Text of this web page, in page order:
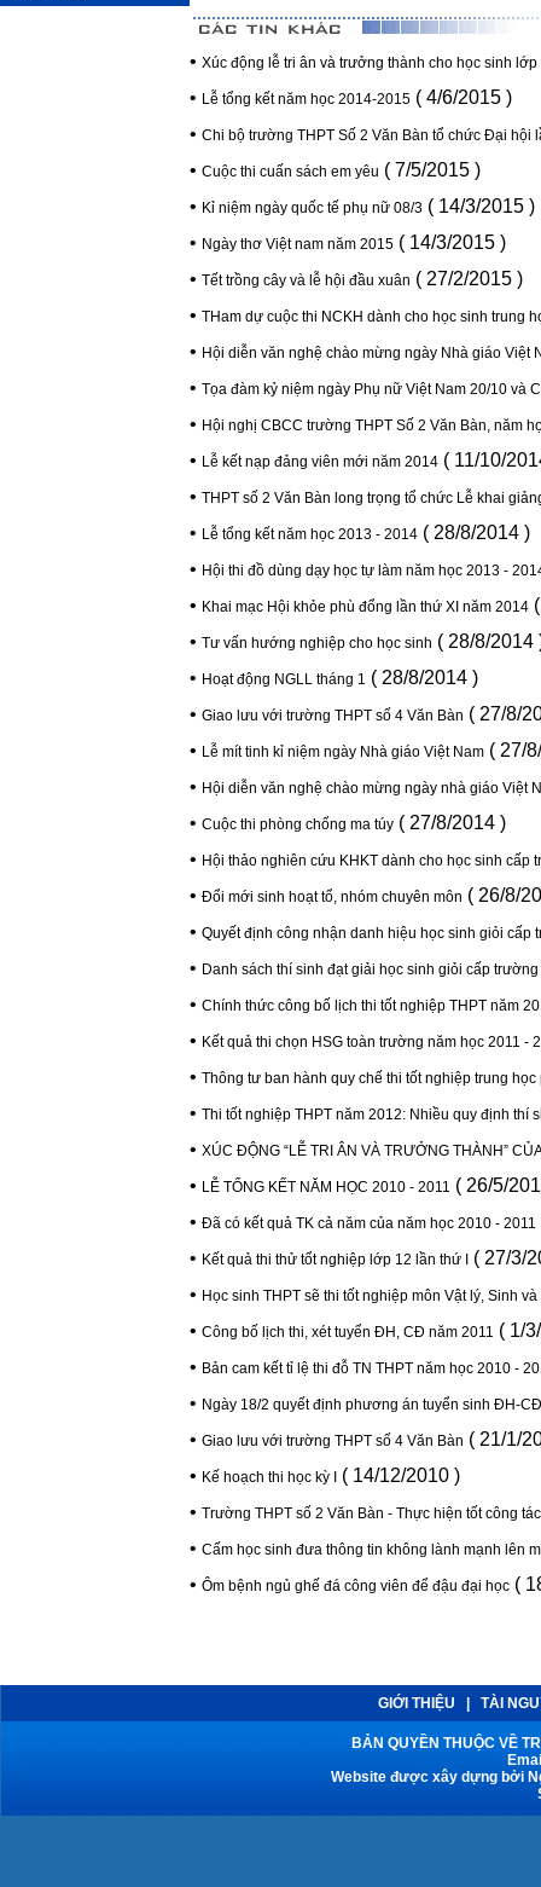
• Xúc động lễ tri ân và trưởng thành cho học sinh
• Lễ tổng kết năm học 2014-2015 ( 4/6/2015 )
• Chi bộ trường THPT Số 2 Văn Bàn tổ chức Đại hội
• Cuộc thi cuấn sách em yêu ( 7/5/2015 )
• Kỉ niệm ngày quốc tế phụ nữ 08/3 ( 14/3/2015 )
• Ngày thơ Việt nam năm 2015 ( 14/3/2015 )
• Tết trồng cây và lễ hội đầu xuân ( 27/2/2015 )
• THam dự cuộc thi NCKH dành cho học sinh trung
• Hội diễn văn nghệ chào mừng ngày Nhà giáo Việt
• Tọa đàm kỷ niệm ngày Phụ nữ Việt Nam 20/10 và
• Hội nghị CBCC trường THPT Số 2 Văn Bàn, năm
• Lễ kết nạp đảng viên mới năm 2014 ( 11/10/
• THPT số 2 Văn Bàn long trọng tổ chức Lễ khai
• Lễ tổng kết năm học 2013 - 2014 ( 28/8/2014 )
• Hội thi đồ dùng dạy học tự làm năm học 2013 -
• Khai mạc Hội khỏe phù đổng lần thứ XI năm 2014
• Tư vấn hướng nghiệp cho học sinh ( 28/8/2014
• Hoạt động NGLL tháng 1 ( 28/8/2014 )
• Giao lưu với trường THPT số 4 Văn Bàn ( 27/8/
• Lễ mít tinh kỉ niệm ngày Nhà giáo Việt Nam ( 27/
• Hội diễn văn nghệ chào mừng ngày nhà giáo Việt
• Cuộc thi phòng chống ma túy ( 27/8/2014 )
• Hội thảo nghiên cứu KHKT dành cho học sinh cấp
• Đổi mới sinh hoạt tổ, nhóm chuyên môn ( 26/8/
• Quyết định công nhận danh hiệu học sinh giỏi cấp
• Danh sách thí sinh đạt giải học sinh giỏi cấp trường
• Chính thức công bố lịch thi tốt nghiệp THPT năm
• Kết quả thi chọn HSG toàn trường năm học 2011 -
• Thông tư ban hành quy chế thi tốt nghiệp trung học
• Thi tốt nghiệp THPT năm 2012: Nhiều quy định thí
• XÚC ĐỘNG “LỄ TRI ÂN VÀ TRƯỞNG THÀNH”
• LỄ TỔNG KẾT NĂM HỌC 2010 - 2011 ( 26/5/
• Đã có kết quả TK cả năm của năm học 2010 - 2011
• Kết quả thi thử tổt nghiệp lớp 12 lần thứ I
( 27/3/
• Học sinh THPT sẽ thi tốt nghiệp môn Vật lý, Sinh
• Công bố lịch thi, xét tuyển ĐH, CĐ năm 2011 ( 1/
• Bản cam kết tỉ lệ thi đỗ TN THPT năm học 2010 -
• Ngày 18/2 quyết định phương án tuyển sinh ĐH-CĐ
• Giao lưu với trường THPT số 4 Văn Bàn ( 21/1/
• Kế hoạch thi học kỳ I
( 14/12/2010 )
• Trường THPT số 2 Văn Bàn - Thực hiện tốt công
• Cấm học sinh đưa thông tin không lành mạnh lên
• Ôm bệnh ngủ ghế đá công viên để đậu đại học (
GIỚI THIỆU TÀI
BẢN QUYỀN THUỘC VỀ
Website được xây dựng bởi